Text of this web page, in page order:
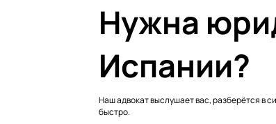
Нужна
Испании?
Наш адвокат выслушает вас, разберётся в
быстро.